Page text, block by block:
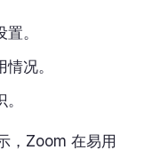
。
况。
，Zoom 在易用